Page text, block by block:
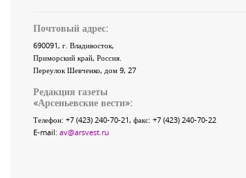
Почтовый адрес:
690091, г. Владивосток,
Приморский край, Россия.
Переулок Шевченко, дом 9, 27
Редакция газеты
«Арсеньевские вести»:
Телефон: +7 (423) 240-70-21, факс: +7 (423) 240-70-22
E-mail: av@arsvest.ru